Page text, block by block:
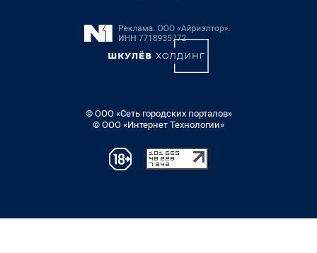
© ООО «Сеть городских порталов»
© ООО «Интернет Технологии»